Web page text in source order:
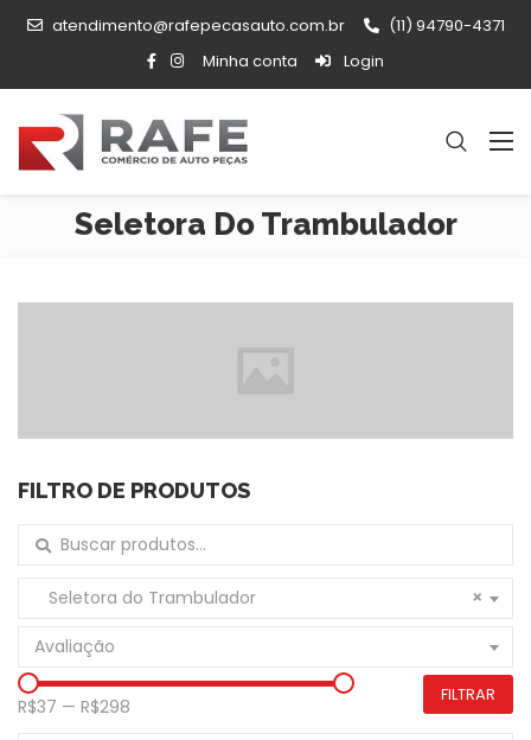
atendimento@rafepecasauto.com.br
(11) 94790-4371
Minha conta
Login
Seletora Do Trambulador
FILTRO DE PRODUTOS
Buscar por:
×
Seletora do Trambulador
Avaliação
R$37 — R$298
FILTRAR